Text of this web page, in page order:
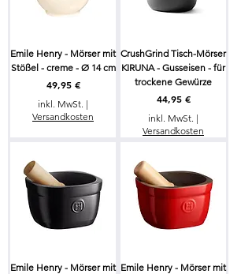
Emile Henry - Mörser mit
Stößel - creme - Ø 14 cm
Preis
49,95 €
inkl. MwSt. |
Versandkosten
CrushGrind Tisch-Mörser
KIRUNA - Gusseisen - für
trockene Gewürze
Preis
44,95 €
inkl. MwSt. |
Versandkosten
Emile Henry - Mörser mit Emile Henry - Mörser mit